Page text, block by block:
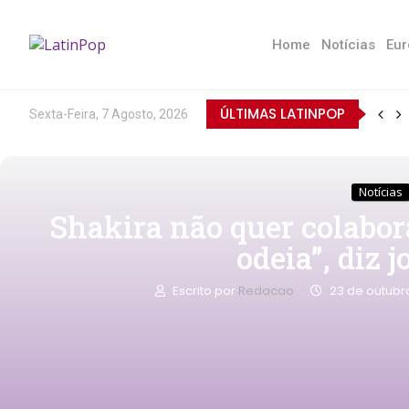
Home Notícias
Sexta-Feira, 7 Agosto, 2026 ÚLTIMAS LATINPOP
Notícias
Shakira não quer
odeia”, diz
Escrito por Redacao 23 de